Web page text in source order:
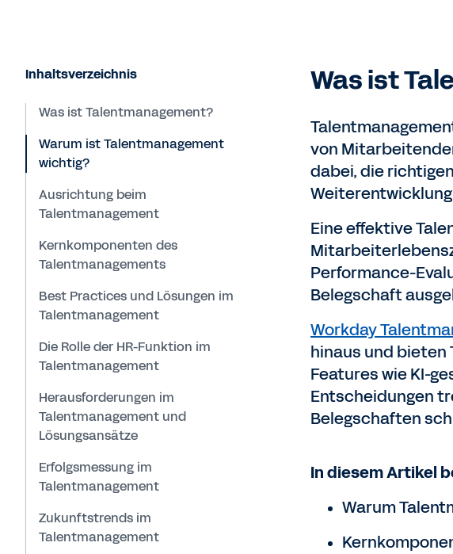
Inhaltsverzeichnis
Was ist Talentmanagement?
Warum ist Talentmanagement
wichtig?
Ausrichtung beim
Talentmanagement
Kernkomponenten des
Talentmanagements
Best Practices und Lösungen im
Talentmanagement
Die Rolle der HR-Funktion im
Talentmanagement
Herausforderungen im
Talentmanagement und
Lösungsansätze
Erfolgsmessung im
Talentmanagement
Zukunftstrends im
Talentmanagement
Was ist
von
dabei, die
Eine effektive
Performance-
Belegschaft
Workday
hinaus und bieten
Features wie KI-
Entscheidungen
Belegschaften
In diesem Artikel
Warum